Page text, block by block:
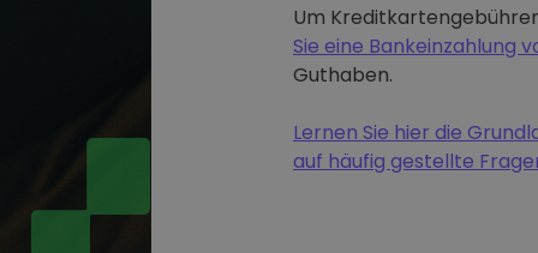
Um
Sie eine Bankeinzahlung
Guthaben.
Lernen Sie hier die
auf häufig gestellte